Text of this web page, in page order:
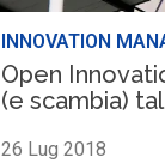
INNOVATION
Open
(e scambia)
26 Lug 2018